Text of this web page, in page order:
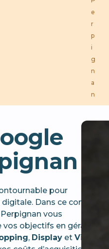
e
r
p
i
g
n
a
n
pour
Dans ce contexte,
vous
objectifs en gérant
, Display et Vidéo